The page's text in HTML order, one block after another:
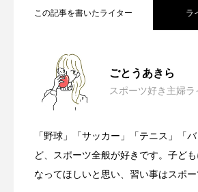
この記事を書いたライター ラ
ごとうあきら
スポーツ好き主婦ラ
「野球」「サッカー」「テニス」「
ど、スポーツ全般が好きです。子ど
なってほしいと思い、習い事はスポー
2023.07.22
2023.07.21
どんな人？適性や必要
2023.07.21 【スポーツトレーナー